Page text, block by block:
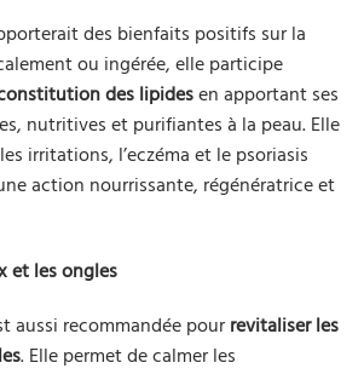
des bienfaits positifs sur la
ou ingérée, elle participe
des lipidesen apportant ses
nutritives et purifiantes à la peau. Elle
irritations, l’eczéma et le psoriasis
action nourrissante, régénératrice et
et les ongles
aussi recommandée pour revitaliser les
. Elle permet de calmer les